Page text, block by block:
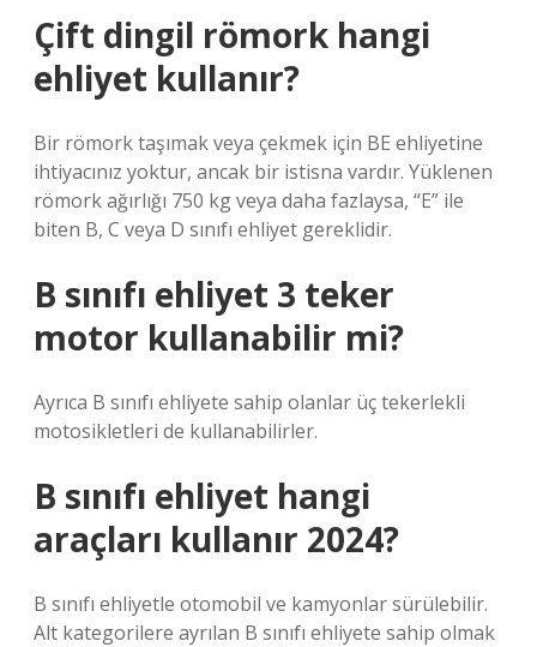
Çift dingil römork hangi
ehliyet kullanır?
Bir römork taşımak veya çekmek için BE ehliyetine
ihtiyacınız yoktur, ancak bir istisna vardır. Yüklenen
römork ağırlığı 750 kg veya daha fazlaysa, “E” ile
biten B, C veya D sınıfı ehliyet gereklidir.
B sınıfı ehliyet 3 teker
motor kullanabilir mi?
Ayrıca B sınıfı ehliyete sahip olanlar üç tekerlekli
motosikletleri de kullanabilirler.
B sınıfı ehliyet hangi
araçları kullanır 2024?
B sınıfı ehliyetle otomobil ve kamyonlar sürülebilir.
Alt kategorilere ayrılan B sınıfı ehliyete sahip olmak